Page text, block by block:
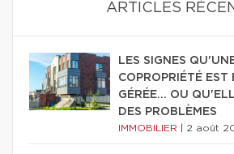
ARTICLES
LES SIGNES
COPROPRIÉTÉ EST
GÉRÉE… OU
DES PROBLÈMES
IMMOBILIER 2 août